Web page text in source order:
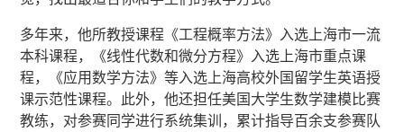
多年来，他所教授课程《工程概率方法》入选上海市一流
本科课程，《线性代数和微分方程》入选上海市重点课
程，《应用数学方法》等入选上海高校外国留学生英语授
课示范性课程。此外，他还担任美国大学生数学建模比赛
教练，对参赛同学进行系统集训，累计指导百余支参赛队